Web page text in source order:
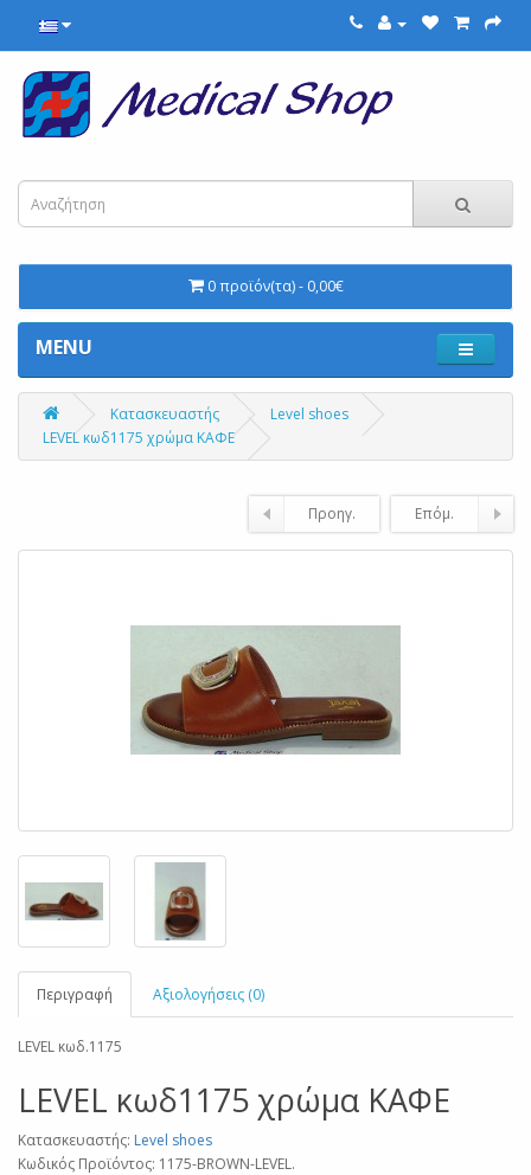
0 προϊόν(τα) - 0,00€
MENU
Κατασκευαστής
Level shoes
LEVEL κωδ1175 χρώμα ΚΑΦΕ
Προηγ. Επόμ.
Περιγραφή Αξιολογήσεις (0)
LEVEL κωδ.1175
LEVEL κωδ1175 χρώμα ΚΑΦΕ
Κατασκευαστής: Level shoes
Κωδικός Προϊόντος: 1175-BROWN-LEVEL.